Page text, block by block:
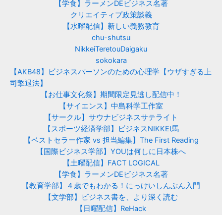
【学食】ラーメンDEビジネス名著
クリエイティブ政策談義
【水曜配信】新しい義務教育
chu-shutsu
NikkeiTeretouDaigaku
sokokara
【AKB48】ビジネスパーソンのための心理学【ウザすぎる上
司撃退法】
【お仕事文化祭】期間限定見逃し配信中！
【サイエンス】中島科学工作室
【サークル】サウナビジネスサテライト
【スポーツ経済学部】ビジネスNIKKEI馬
【ベストセラー作家 vs 担当編集】The First Reading
【国際ビジネス学部】YOUは何しに日本株へ
【土曜配信】FACT LOGICAL
【学食】ラーメンDEビジネス名著
【教育学部】４歳でもわかる！にっけいしんぶん入門
【文学部】ビジネス書を、より深く読む
【日曜配信】ReHack